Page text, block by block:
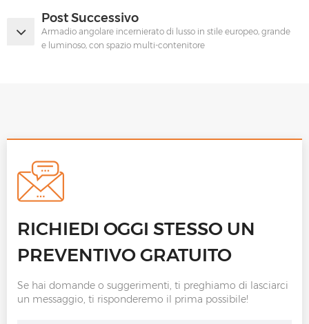
Post Successivo
Armadio angolare incernierato di lusso in stile europeo, grande
e luminoso, con spazio multi-contenitore
RICHIEDI OGGI STESSO UN
PREVENTIVO GRATUITO
Se hai domande o suggerimenti, ti preghiamo di lasciarci
un messaggio, ti risponderemo il prima possibile!